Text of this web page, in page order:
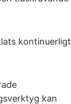
kontinuerligt
kan